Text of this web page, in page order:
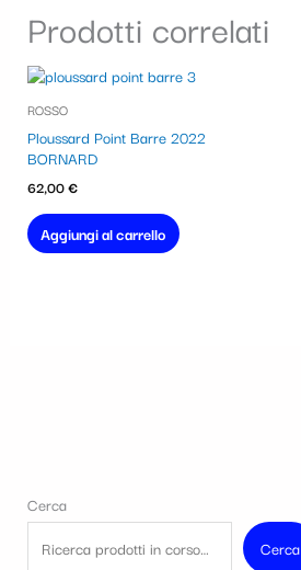
Prodotti correlati
ROSSO
Ploussard Point Barre 2022
BORNARD
62,00€
Aggiungi al carrello
Cerca
Cerca